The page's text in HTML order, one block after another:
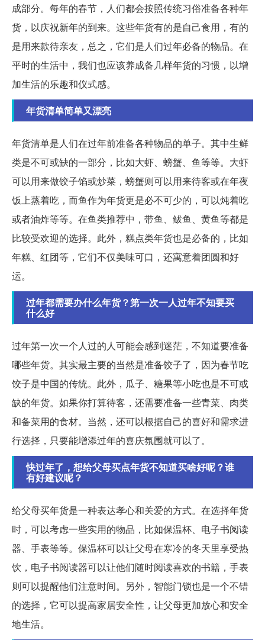
成部分。每年的春节，人们都会按照传统习俗准备各种年
货，以庆祝新年的到来。这些年货有的是自己食用，有的
是用来款待亲友，总之，它们是人们过年必备的物品。在
平时的生活中，我们也应该养成备几样年货的习惯，以增
加生活的乐趣和仪式感。
年货清单简单又漂亮
年货清单是人们在过年前准备各种物品的单子。其中生鲜
类是不可或缺的一部分，比如大虾、螃蟹、鱼等等。大虾
可以用来做饺子馅或炒菜，螃蟹则可以用来待客或在年夜
饭上蒸着吃，而鱼作为年货更是必不可少的，可以炖着吃
或者油炸等等。在鱼类推荐中，带鱼、鲅鱼、黄鱼等都是
比较受欢迎的选择。此外，糕点类年货也是必备的，比如
年糕、红团等，它们不仅美味可口，还寓意着团圆和好
运。
过年都需要办什么年货？第一次一人过年不知要买
什么好
过年第一次一个人过的人可能会感到迷茫，不知道要准备
哪些年货。其实最主要的当然是准备饺子了，因为春节吃
饺子是中国的传统。此外，瓜子、糖果等小吃也是不可或
缺的年货。如果你打算待客，还需要准备一些青菜、肉类
和备菜用的食材。当然，还可以根据自己的喜好和需求进
行选择，只要能增添过年的喜庆氛围就可以了。
快过年了，想给父母买点年货不知道买啥好呢？谁
有好建议呢？
给父母买年货是一种表达孝心和关爱的方式。在选择年货
时，可以考虑一些实用的物品，比如保温杯、电子书阅读
器、手表等等。保温杯可以让父母在寒冷的冬天里享受热
饮，电子书阅读器可以让他们随时阅读喜欢的书籍，手表
则可以提醒他们注意时间。另外，智能门锁也是一个不错
的选择，它可以提高家居安全性，让父母更加放心和安全
地生活。